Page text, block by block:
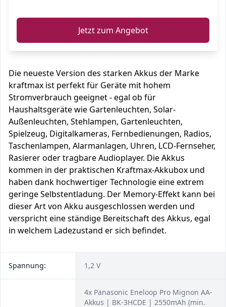
Jetzt zum Angebot
Die neueste Version des starken Akkus der Marke
kraftmax ist perfekt für Geräte mit hohem
Stromverbrauch geeignet - egal ob für
Haushaltsgeräte wie Gartenleuchten, Solar-
Außenleuchten, Stehlampen, Gartenleuchten,
Spielzeug, Digitalkameras, Fernbedienungen, Radios,
Taschenlampen, Alarmanlagen, Uhren, LCD-Fernseher,
Rasierer oder tragbare Audioplayer. Die Akkus
kommen in der praktischen Kraftmax-Akkubox und
haben dank hochwertiger Technologie eine extrem
geringe Selbstentladung. Der Memory-Effekt kann bei
dieser Art von Akku ausgeschlossen werden und
verspricht eine ständige Bereitschaft des Akkus, egal
in welchem Ladezustand er sich befindet.
Spannung: 1,2 V
4x Panasonic Eneloop Pro Mignon AA-
Akkus | BK-3HCDE | 2550mAh (min.